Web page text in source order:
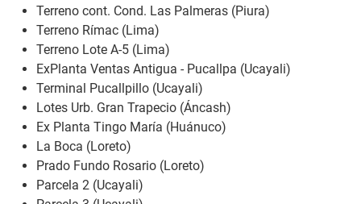
Terreno cont. Cond. Las Palmeras (Piura)
Terreno Rímac (Lima)
Terreno Lote A-5 (Lima)
ExPlanta Ventas Antigua - Pucallpa (Ucayali)
Terminal Pucallpillo (Ucayali)
Lotes Urb. Gran Trapecio (Áncash)
Ex Planta Tingo María (Huánuco)
La Boca (Loreto)
Prado Fundo Rosario (Loreto)
Parcela 2 (Ucayali)